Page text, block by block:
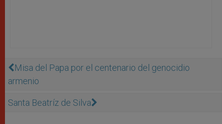
Misa del Papa por el centenario del genocidio
armenio
Santa Beatríz de Silva